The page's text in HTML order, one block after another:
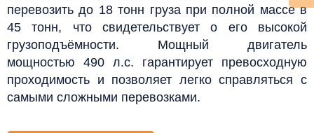
перевозить до 18 тонн груза при полной массе в
45 тонн, что свидетельствует о его высокой
грузоподъёмности. Мощный двигатель
мощностью 490 л.с. гарантирует превосходную
проходимость и позволяет легко справляться с
самыми сложными перевозками.